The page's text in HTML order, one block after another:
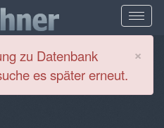
×
zu Datenbank
es später erneut.